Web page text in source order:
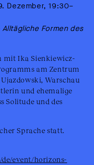
Dezember, 19:30–
Formen des
mit Ika Sienkiewicz-
am Zentrum
Warschau
und ehemalige
Solitude und des
Sprache statt.
event/horizons-